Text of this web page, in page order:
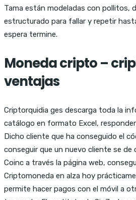
Tama están modeladas con pollitos,
estructurado para fallar y repetir
espera termine.
Moneda cripto –
ventajas
Criptorquidia ges descarga toda la
catálogo en formato Excel,
Dicho cliente que ha conseguido el
conseguir que un nuevo cliente se de
Coinc a través la página web,
Criptomoneda en alza hoy
permite hacer pagos con el móvil a